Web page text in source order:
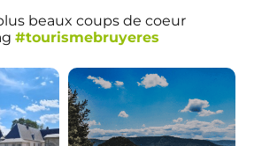
beaux coups de coeur
#tourismebruyeres